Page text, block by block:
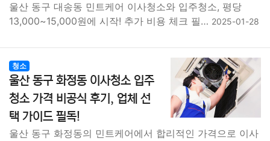
울산 동구 대송동 민트케어 이사청소와 입주청소, 평당
13,000~15,000원에 시작! 추가 비용 체크 필… 2025-01-28
청소
울산 동구 화정동 이사청소 입주
청소 가격 비공식 후기, 업체 선
택 가이드 필독!
울산 동구 화정동의 민트케어에서 합리적인 가격으로 이사